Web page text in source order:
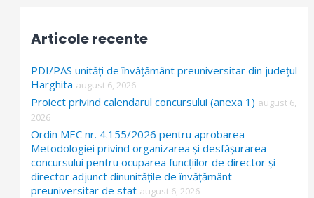
c
f
o
r
:
Articole recente
PDI/PAS unități de învățământ preuniversitar din județul
Harghita august 6, 2026
Proiect privind calendarul concursului (anexa 1) august 6,
2026
Ordin MEC nr. 4.155/2026 pentru aprobarea
Metodologiei privind organizarea și desfășurarea
concursului pentru ocuparea funcțiilor de director și
director adjunct dinunitățile de învățământ
preuniversitar de stat august 6, 2026